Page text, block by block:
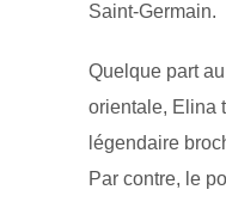
Saint-Germain.
Quelque part
orientale, Elina
légendaire
Par contre, le